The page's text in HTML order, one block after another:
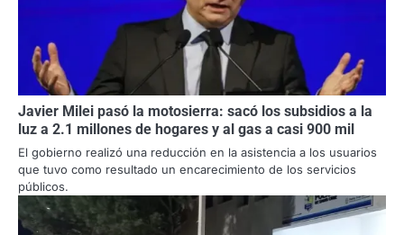
Javier Milei pasó la motosierra: sacó los subsidios a la
luz a 2.1 millones de hogares y al gas a casi 900 mil
El gobierno realizó una reducción en la asistencia a los usuarios
que tuvo como resultado un encarecimiento de los servicios
públicos.